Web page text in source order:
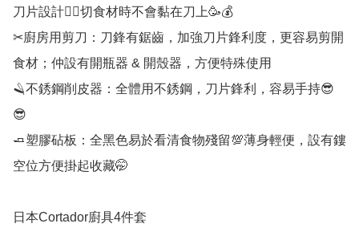
刀片設計👍🏻切食材時不會黏在刀上🥳💰
✂廚房用剪刀：刀鋒有鋸齒，加強刀片鋒利度，更容易剪開
食材；仲設有開瓶器 & 開殼器，方便特殊使用
🪒不銹鋼削皮器：全體用不銹鋼，刀片鋒利，容易手持😎
😎
🧈塑膠砧板：全黑色易於看清食物殘留💯薄身輕便，設有鏤
空位方便掛起收藏🤭
日本Cortador廚具4件套